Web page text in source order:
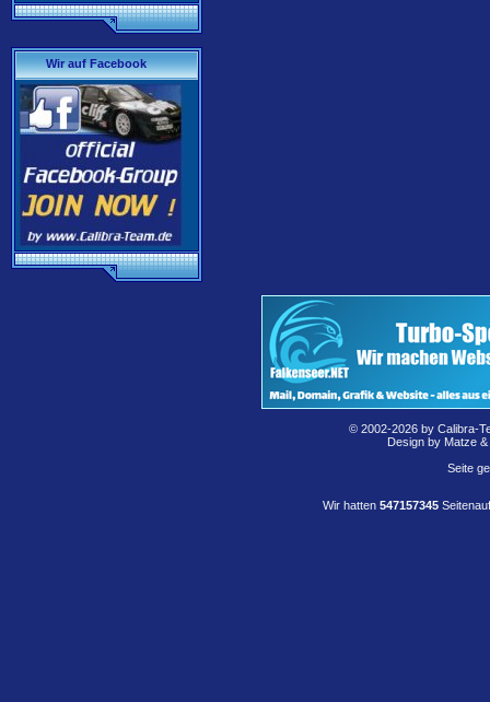
Wir auf Facebook
© 2002-2026 by Calibra-
Design by Matze
Seite
Wir hatten 547157345